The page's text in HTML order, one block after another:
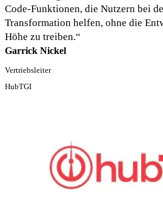
Code-Funktionen, die Nutzern bei
Transformation helfen, ohne die
Höhe zu treiben.“
Garrick Nickel
Vertriebsleiter
HubTGI